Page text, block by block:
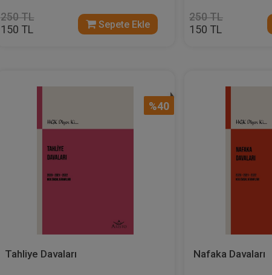
250 TL
150 TL Sepete Ekle
250 TL
150 TL
%40
Tahliye Davaları Nafaka Davaları